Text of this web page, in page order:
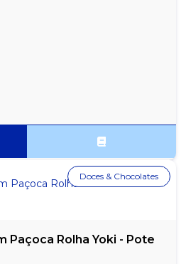
Paçoca Rolha Yoki - Pote
Doces & Chocolates